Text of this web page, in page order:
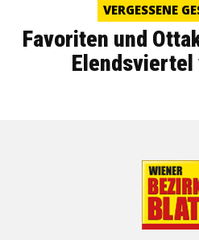
VERGESSENE
Favoriten und
Elendsviertel